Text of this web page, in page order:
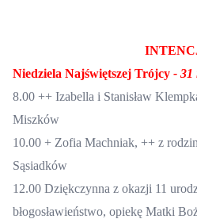
Niedziela Najświętszej Trójcy - 31
8.00 ++ Izabella i Stanisław
Miszków
10.00 + Zofia Machniak, ++ z
Sąsiadków
12.00 Dziękczynna z okazji 11
błogosławieństwo, opiekę Matki